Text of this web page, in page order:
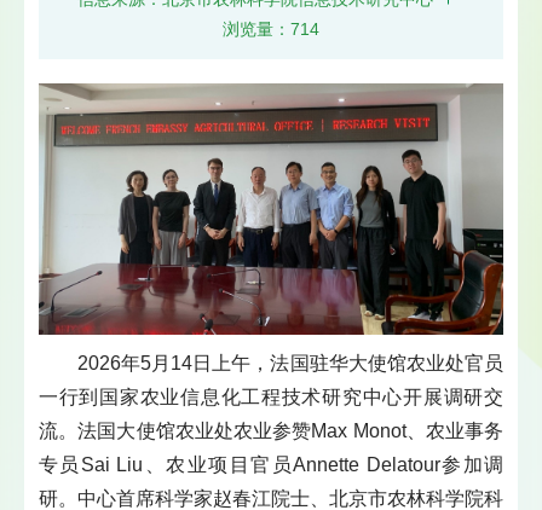
浏览量： 714
2026年5月14日上午，法国驻华大使馆农业处官员
一行到国家农业信息化工程技术研究中心开展调研交
流。法国大使馆农业处农业参赞Max Monot、农业事务
专员Sai Liu、农业项目官员Annette Delatour参加调
研。中心首席科学家赵春江院士、北京市农林科学院科